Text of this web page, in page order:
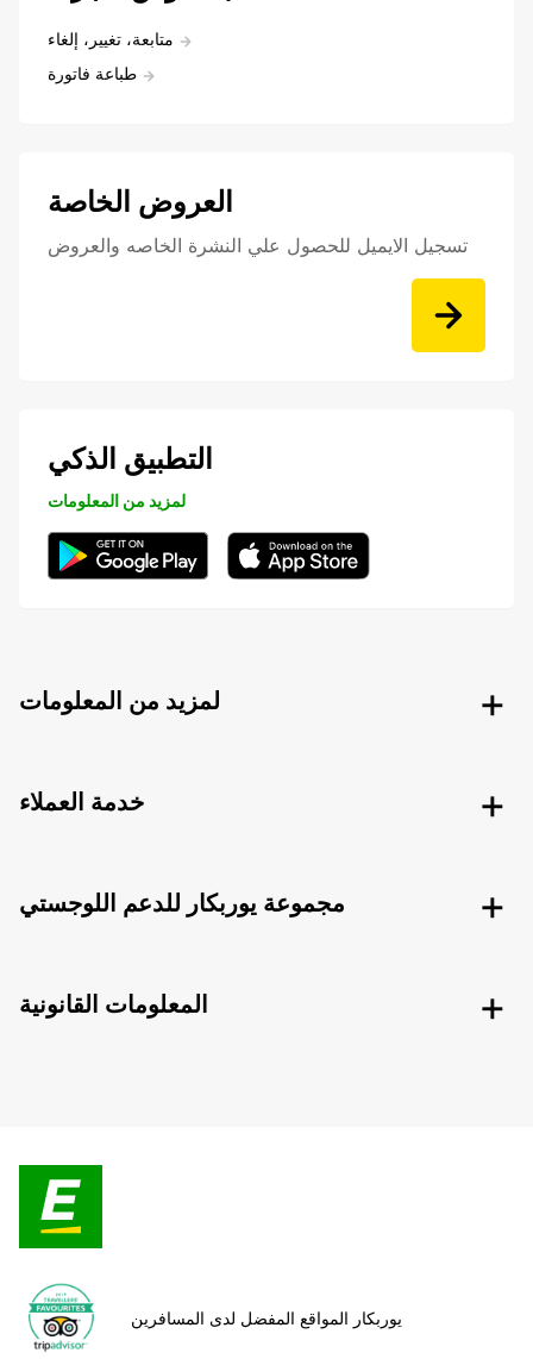
متابعة، تغيير، إلغاء
طباعة فاتورة
العروض الخاصة
تسجيل الايميل للحصول علي النشرة الخاصه والعروض
التطبيق الذكي
لمزيد من المعلومات
لمزيد من المعلومات
خدمة العملاء
مجموعة يوربكار للدعم اللوجستي
المعلومات القانونية
يوربكار المواقع المفضل لدى المسافرين